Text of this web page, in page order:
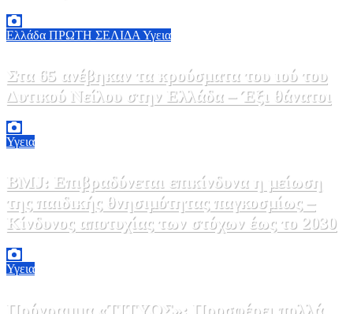
Ελλάδα ΠΡΩΤΗ ΣΕΛΙΔΑ Υγεια
Στα 65 ανέβηκαν τα κρούσματα του ιού του
Δυτικού Νείλου στην Ελλάδα – Έξι θάνατοι
Υγεια
BMJ: Επιβραδύνεται επικίνδυνα η μείωση
της παιδικής θνησιμότητας παγκοσμίως –
Κίνδυνος αποτυχίας των στόχων έως το 2030
Υγεια
Πρόγραμμα «ΤΙΤΥΟΣ»: Προσφέρει πολλά